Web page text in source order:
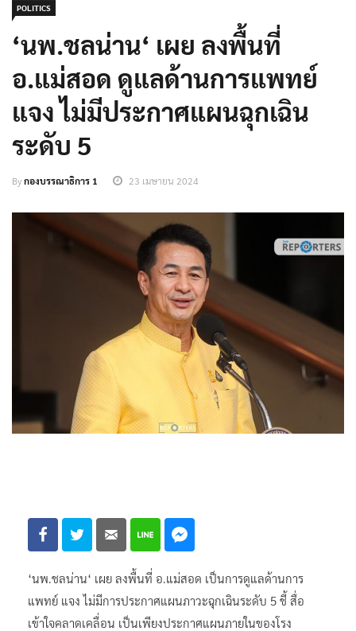
POLITICS
‘นพ.ชลน่าน‘ เผย ลงพื้นที่
อ.แม่สอด ดูแลด้านการแพทย์
แจง ไม่มีประกาศแผนฉุกเฉิน
ระดับ 5
Byกองบรรณาธิการ 1 23 เมษายน 2024
‘นพ.ชลน่าน‘ เผย ลงพื้นที่ อ.แม่สอด เป็นการดูแลด้านการ
แพทย์ แจง ไม่มีการประกาศแผนภาวะฉุกเฉินระดับ 5 ชี้ สื่อ
เข้าใจคลาดเคลื่อน เป็นเพียงประกาศแผนภายในของโรง